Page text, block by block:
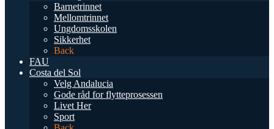
Barnetrinnet
Mellomtrinnet
Ungdomsskolen
Sikkerhet
Back
FAU
Costa del Sol
Velg Andalucia
Gode råd for flytteprosessen
Livet Her
Sport